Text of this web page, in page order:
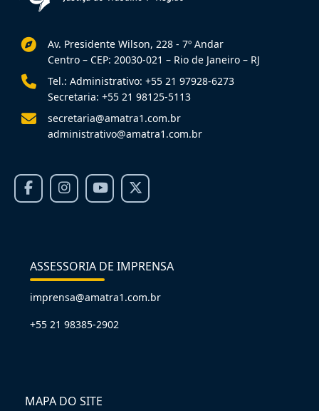
Av. Presidente Wilson, 228 - 7º Andar
Centro – CEP: 20030-021 – Rio de Janeiro – RJ
Tel.: Administrativo: +55 21 97928-6273
Secretaria: +55 21 98125-5113
secretaria@amatra1.com.br
administrativo@amatra1.com.br
ASSESSORIA DE IMPRENSA
imprensa@amatra1.com.br
+55 21 98385-2902
MAPA DO SITE